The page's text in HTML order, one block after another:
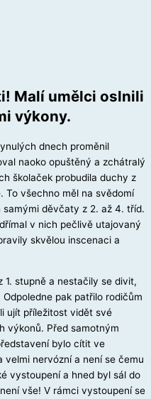
Malí umělci oslnili
výkony.
dnech proměnil
naoko opuštěný a zchátralý
školaček probudila duchy z
To všechno měl na svědomí
děvčaty z 2. až 4. tříd.
v nich pečlivě utajovaný
skvělou inscenaci a
1. stupně a nestačily se divit,
pak patřilo rodičům
ujít příležitost vidět své
výkonů. Před samotným
bylo cítit ve
nervózní a není se čemu
vystoupení a hned byl sál do
vše! V rámci vystoupení se